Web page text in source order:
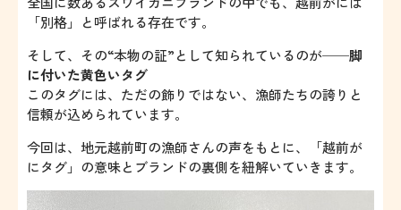
「別格」と呼ばれる存在です。
そして、その“本物の証”として知られているのが──脚
に付いた黄色いタグ
このタグには、ただの飾りではない、漁師たちの誇りと
信頼が込められています。
今回は、地元越前町の漁師さんの声をもとに、「越前が
にタグ」の意味とブランドの裏側を紐解いていきます。